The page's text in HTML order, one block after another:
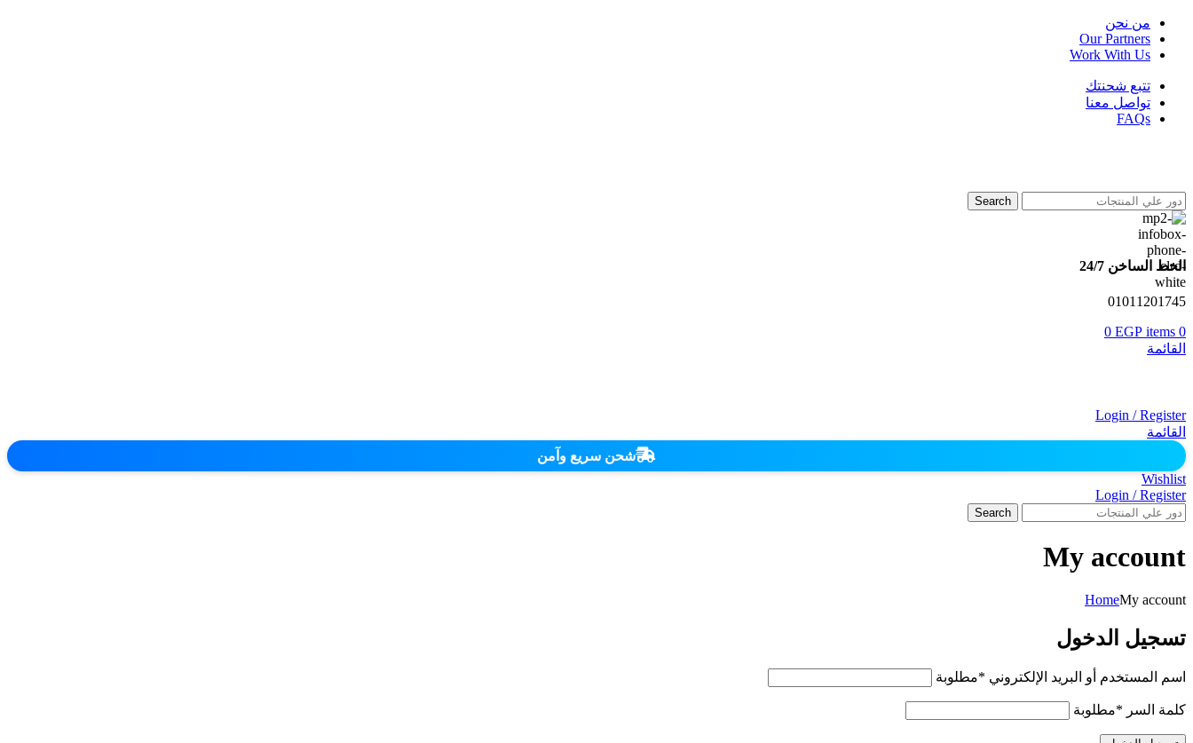
من نحن
Our Partners
Work With Us
تتبع شحنتك
تواصل معنا
FAQs
Search
الخط الساخن 24/7
01011201745
0
items
0 EGP
القائمة
Login / Register
القائمة
شحن سريع وآمن
Wishlist
Login / Register
Search
My account
HomeMy account
تسجيل الدخول
اسم المستخدم أو البريد الإلكتروني *مطلوبة
كلمة السر *مطلوبة